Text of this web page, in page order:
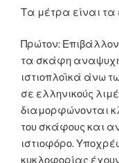
Τα μέτρα είναι τα
Πρώτον:
τα σκάφη
ιστιοπλοϊκά άνω
σε ελληνικούς
διαμορφώνονται
του σκάφους και
ιστιοφόρο.
κυκλοφορίας